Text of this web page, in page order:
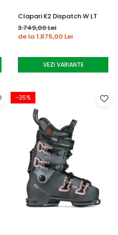
Clapari K2 Dispatch W LT
3.749,00 Lei
de la 1.875,00 Lei
VEZI VARIANTE
-35%